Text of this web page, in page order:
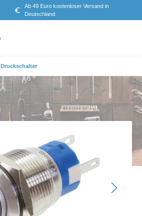
Ab 49 Euro kostenloser Versand in
Deutschland
Druckschalter